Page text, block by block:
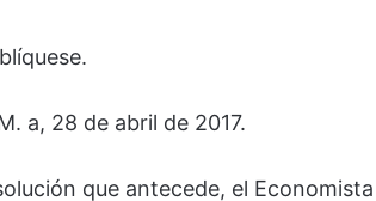
a, 28 de abril de 2017.
que antecede, el